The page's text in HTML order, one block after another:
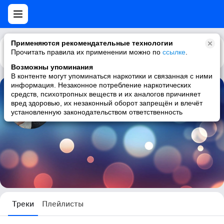
Применяются рекомендательные технологии
Прочитать правила их применении можно по ссылке
Возможны упоминания
В контенте могут упоминаться наркотики и связанная с ними
информация. Незаконное потребление наркотических
средств, психотропных веществ и их аналогов причиняет
вред здоровью, их незаконный оборот запрещён и влечёт
установленную законодательством ответственность
Каталог Рекомендации
ɟɟɐpoʞןoʍ ♂
1 трек
Треки Плейлисты